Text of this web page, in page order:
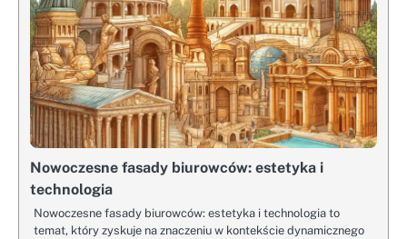
Nowoczesne fasady biurowców: estetyka i
technologia
Nowoczesne fasady biurowców: estetyka i technologia to
temat, który zyskuje na znaczeniu w kontekście dynamicznego